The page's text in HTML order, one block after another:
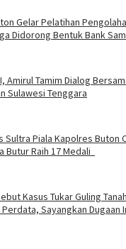
Gelar Pelatihan
Didorong Bentuk Bank
Amirul Tamim Dialog
Sulawesi Tenggara
Sultra Piala Kapolres Buton
Butur Raih 17 Medali
Kasus Tukar Guling
Sayangkan Dugaan